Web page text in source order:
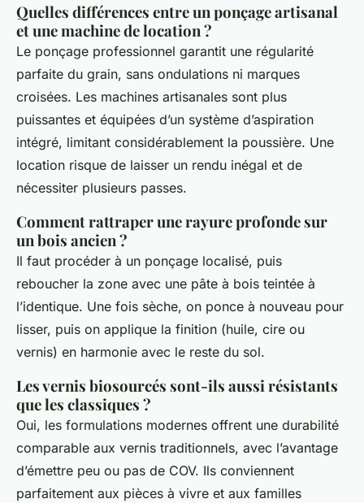
Quelles différences entre un ponçage artisanal
et une machine de location ?
Le ponçage professionnel garantit une régularité
parfaite du grain, sans ondulations ni marques
croisées. Les machines artisanales sont plus
puissantes et équipées d’un système d’aspiration
intégré, limitant considérablement la poussière. Une
location risque de laisser un rendu inégal et de
nécessiter plusieurs passes.
Comment rattraper une rayure profonde sur
un bois ancien ?
Il faut procéder à un ponçage localisé, puis
reboucher la zone avec une pâte à bois teintée à
l’identique. Une fois sèche, on ponce à nouveau pour
lisser, puis on applique la finition (huile, cire ou
vernis) en harmonie avec le reste du sol.
Les vernis biosourcés sont-ils aussi résistants
que les classiques ?
Oui, les formulations modernes offrent une durabilité
comparable aux vernis traditionnels, avec l’avantage
d’émettre peu ou pas de COV. Ils conviennent
parfaitement aux pièces à vivre et aux familles